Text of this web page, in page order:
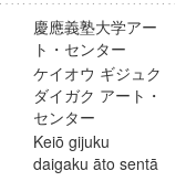
慶應義塾大学アー
ト・センター
ケイオウ ギジュク
ダイガク アート・
センター
Keiō gijuku
daigaku āto sentā